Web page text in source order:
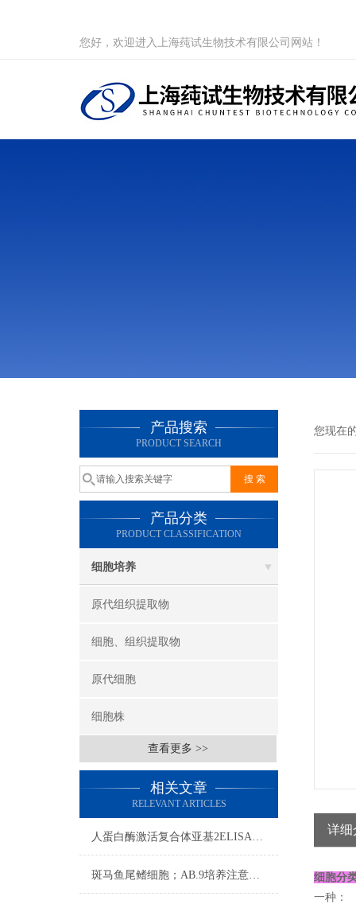
您好，欢迎进入上海莼试生物技术有限公司网站！
产品搜索
PRODUCT SEARCH
产品分类
PRODUCT CLASSIFICATION
细胞培养
原代组织提取物
细胞、组织提取物
原代细胞
细胞株
查看更多 >>
相关文章
RELEVANT ARTICLES
人蛋白酶激活复合体亚基2ELISA试剂盒注意事项
斑马鱼尾鳍细胞；AB.9​培养注意事项
您现在
详细
细胞分
一种：